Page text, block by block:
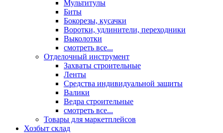
Мультитулы
Биты
Бокорезы, кусачки
Воротки, удлинители, переходники
Выколотки
смотреть все...
Отделочный инструмент
Захваты строительные
Ленты
Средства индивидуальной защиты
Валики
Ведра строительные
смотреть все...
Товары для маркетплейсов
Хозбыт склад